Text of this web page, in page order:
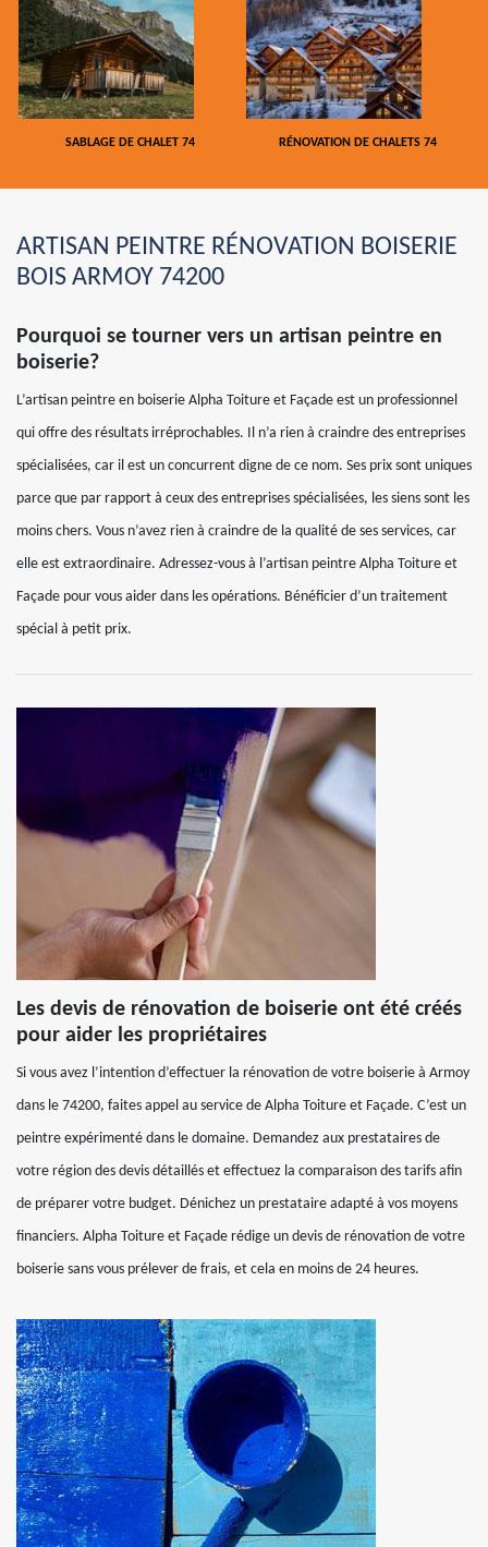
SABLAGE DE CHALET 74 RÉNOVATION DE CHALETS 74
ARTISAN PEINTRE RÉNOVATION BOISERIE
BOIS ARMOY 74200
Pourquoi se tourner vers un artisan peintre en
boiserie?
L’artisan peintre en boiserie Alpha Toiture et Façade est un professionnel
qui offre des résultats irréprochables. Il n’a rien à craindre des entreprises
spécialisées, car il est un concurrent digne de ce nom. Ses prix sont uniques
parce que par rapport à ceux des entreprises spécialisées, les siens sont les
moins chers. Vous n’avez rien à craindre de la qualité de ses services, car
elle est extraordinaire. Adressez-vous à l’artisan peintre Alpha Toiture et
Façade pour vous aider dans les opérations. Bénéficier d’un traitement
spécial à petit prix.
Les devis de rénovation de boiserie ont été créés
pour aider les propriétaires
Si vous avez l’intention d’effectuer la rénovation de votre boiserie à Armoy
dans le 74200, faites appel au service de Alpha Toiture et Façade. C’est un
peintre expérimenté dans le domaine. Demandez aux prestataires de
votre région des devis détaillés et effectuez la comparaison des tarifs afin
de préparer votre budget. Dénichez un prestataire adapté à vos moyens
financiers. Alpha Toiture et Façade rédige un devis de rénovation de votre
boiserie sans vous prélever de frais, et cela en moins de 24 heures.